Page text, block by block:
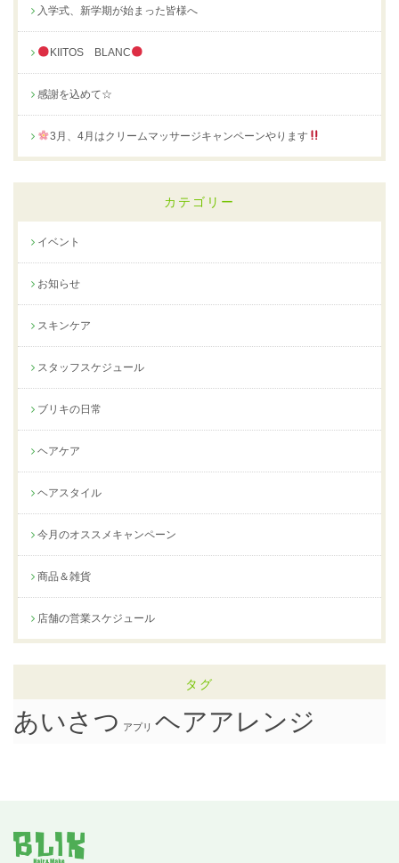
入学式、新学期が始まった皆様へ
KIITOS BLANC
感謝を込めて☆
3月、4月はクリームマッサージキャンペーンやります
カテゴリー
イベント
お知らせ
スキンケア
スタッフスケジュール
ブリキの日常
ヘアケア
ヘアスタイル
今月のオススメキャンペーン
商品＆雑貨
店舗の営業スケジュール
タグ
あいさつ アプリ ヘアアレンジ